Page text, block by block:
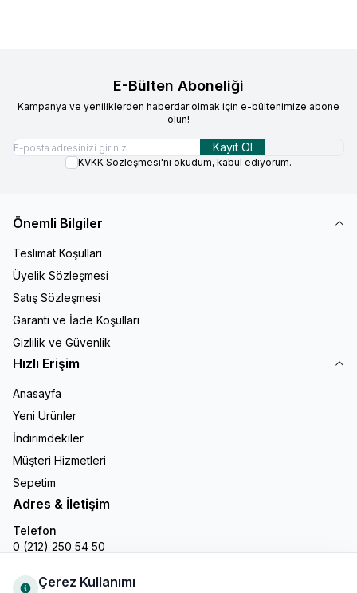
E-Bülten Aboneliği
Kampanya ve yeniliklerden haberdar olmak için e-bültenimize abone
olun!
Kayıt Ol
KVKK Sözleşmesi'ni okudum, kabul ediyorum.
Önemli Bilgiler
Teslimat Koşulları
Üyelik Sözleşmesi
Satış Sözleşmesi
Garanti ve İade Koşulları
Gizlilik ve Güvenlik
Hızlı Erişim
Anasayfa
Yeni Ürünler
İndirimdekiler
Müşteri Hizmetleri
Sepetim
Adres & İletişim
Telefon
0 (212) 250 54 50
info@gastronline.com
Çerez Kullanımı